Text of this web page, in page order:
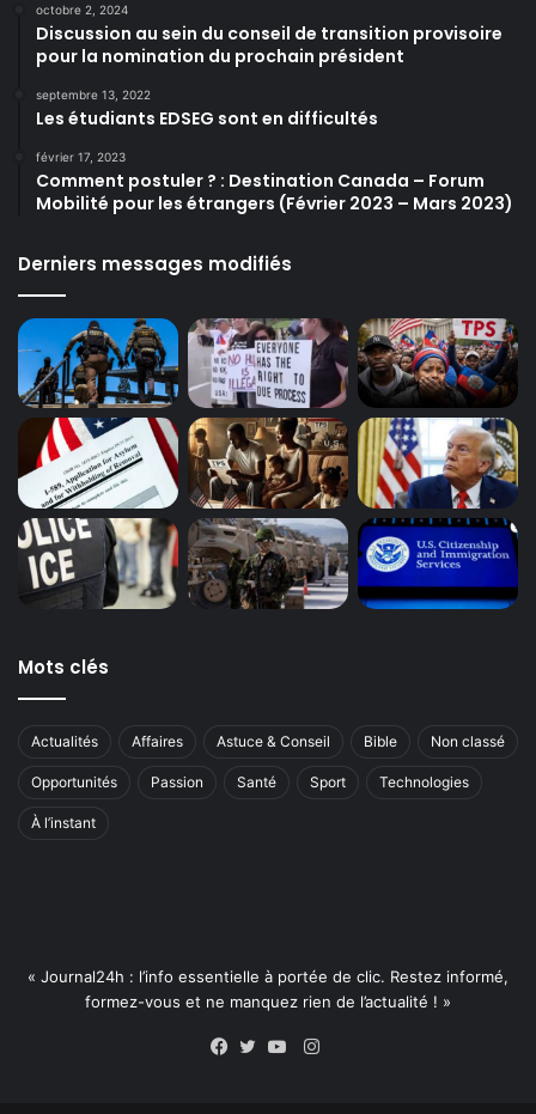
octobre 2, 2024
Discussion au sein du conseil de transition provisoire
pour la nomination du prochain président
septembre 13, 2022
Les étudiants EDSEG sont en difficultés
février 17, 2023
Comment postuler ? : Destination Canada – Forum
Mobilité pour les étrangers (Février 2023 – Mars 2023)
Derniers messages modifiés
Mots clés
Actualités Affaires Astuce & Conseil Bible Non classé
Opportunités Passion Santé Sport Technologies
À l’instant
« Journal24h : l’info essentielle à portée de clic. Restez informé,
formez-vous et ne manquez rien de l’actualité ! »
Instagram